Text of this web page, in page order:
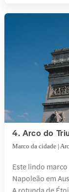
4. Arco do
Marco da cidade |
Este lindo
Napoleão em
A rotunda de